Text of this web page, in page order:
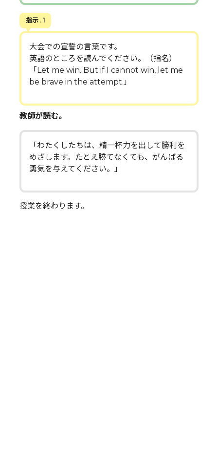
指示 . 1
大会での宣誓の言葉です。
英語のところを読んでください。（指名）
「Let me win. But if I cannot win, let me
be brave in the attempt.」
教師が読む。
「わたくしたちは、精一杯力を出して勝利を
めざします。たとえ勝てなくても、がんばる
勇気を与えてください。」
授業を終わります。